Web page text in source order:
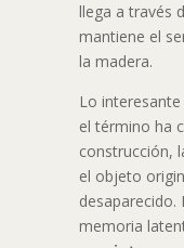
llega a través
mantiene el
la madera.
Lo
el término ha
construcción,
el objeto
memoria